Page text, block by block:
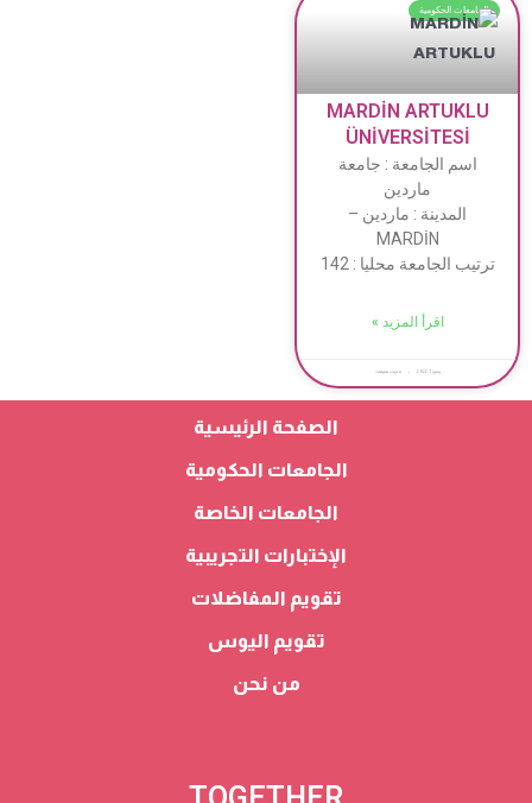
الجامعات الحكومية
MARDİN ARTUKLU
ÜNİVERSİTESİ
اسم الجامعة : جامعة
ماردين
المدينة : ماردين –
MARDİN
ترتيب الجامعة محليا : 142
اقرأ المزيد »
يونيو 1, 2022 لا توجد تعليقات
الصفحة الرئيسية
الجامعات الحكومية
الجامعات الخاصة
الإختبارات التجريبية
تقويم المفاضلات
تقويم اليوس
من نحن